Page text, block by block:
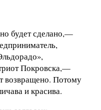
будет сделано,—
Покровска,—
возвращено. Потому
и красива.